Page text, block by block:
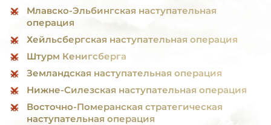
Млавско-Эльбингская наступательная
операция
Хейльсбергская наступательная операция
Штурм Кенигсберга
Земландская наступательная операция
Нижне-Силезская наступательная операция
Восточно-Померанская стратегическая
наступательная операция